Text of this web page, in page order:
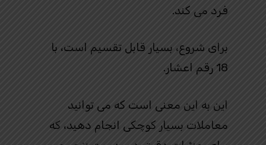
فرد می کند.
برای شروع، بسیار قابل تقسیم است، با
18 رقم اعشار.
این به این معنی است که می توانید
معاملات بسیار کوچکی انجام دهید، که